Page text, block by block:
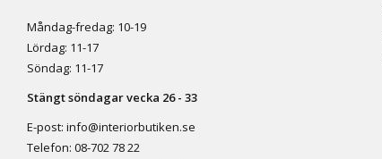
Måndag-fredag: 10-19
Lördag: 11-17
Söndag: 11-17
Stängt söndagar vecka 26 - 33
E-post: info@interiorbutiken.se
Telefon: 08-702 78 22